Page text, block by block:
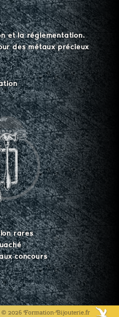
et la réglementation.
des métaux précieux
rares
concours
© 2026 Formation-Bijouterie.fr